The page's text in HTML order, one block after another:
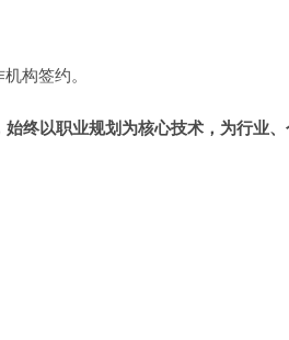
构签约。
终以职业规划为核心技术，为行业